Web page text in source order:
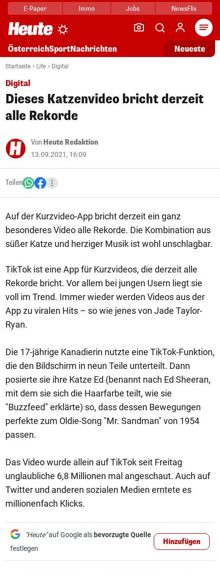
E-Paper Immo Jobs NewsFlix
ÖsterreichSportNachrichten Neueste
Startseite Life Digital
Digital
Dieses Katzenvideo bricht derzeit
alle Rekorde
Von Heute Redaktion
13.09.2021, 16:09
Teilen
Auf der Kurzvideo-App bricht derzeit ein ganz
besonderes Video alle Rekorde. Die Kombination aus
süßer Katze und herziger Musik ist wohl unschlagbar.
TikTok ist eine App für Kurzvideos, die derzeit alle
Rekorde bricht. Vor allem bei jungen Usern liegt sie
voll im Trend. Immer wieder werden Videos aus der
App zu viralen Hits – so wie jenes von Jade Taylor-
Ryan.
Die 17-jährige Kanadierin nutzte eine TikTok-Funktion,
die den Bildschirm in neun Teile unterteilt. Dann
posierte sie ihre Katze Ed (benannt nach Ed Sheeran,
mit dem sie sich die Haarfarbe teilt, wie sie
"Buzzfeed" erklärte) so, dass dessen Bewegungen
perfekte zum Oldie-Song "Mr. Sandman" von 1954
passen.
Das Video wurde allein auf TikTok seit Freitag
unglaubliche 6,8 Millionen mal angeschaut. Auch auf
Twitter und anderen sozialen Medien erntete es
millionenfach Klicks.
"Heute"auf Google als bevorzugte Quelle
festlegen
Hinzufügen